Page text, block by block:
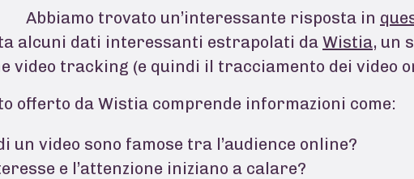
Abbiamo trovato un’interessante risposta in
alcuni dati interessanti estrapolati da Wistia, un
video tracking (e quindi il tracciamento dei video
offerto da Wistia comprende informazioni come:
un video sono famose tra l’audience online?
e l’attenzione iniziano a calare?